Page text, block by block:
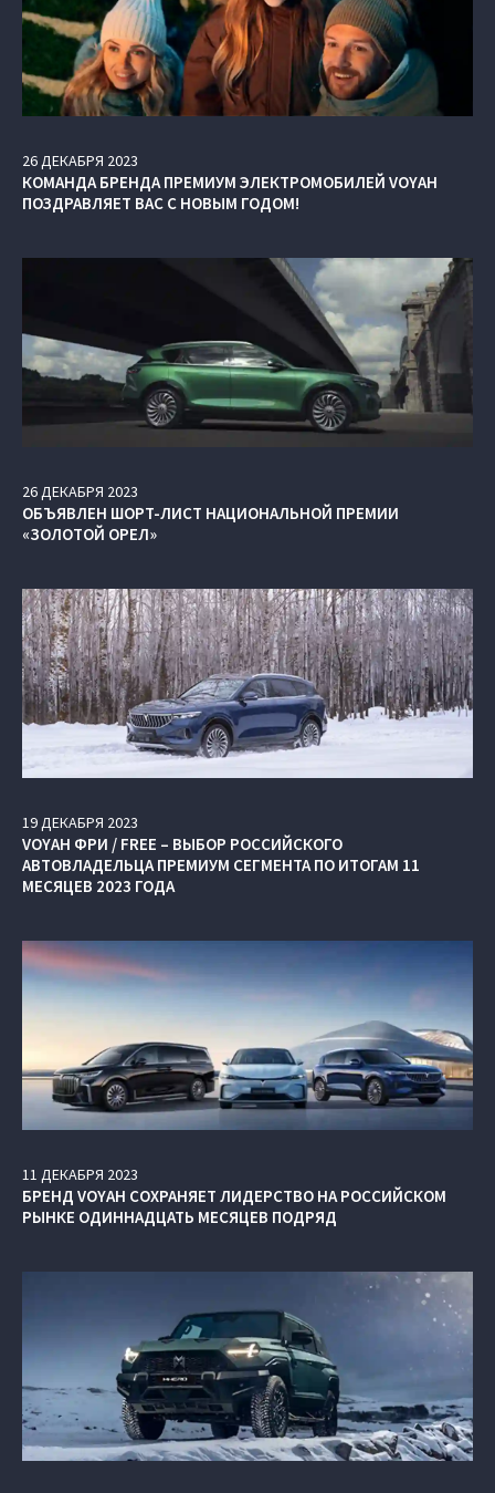
26ДЕКАБРЯ 2023
КОМАНДА БРЕНДА ПРЕМИУМ ЭЛЕКТРОМОБИЛЕЙ VOYAH
ПОЗДРАВЛЯЕТ ВАС С НОВЫМ ГОДОМ!
26ДЕКАБРЯ 2023
ОБЪЯВЛЕН ШОРТ-ЛИСТ НАЦИОНАЛЬНОЙ ПРЕМИИ
«ЗОЛОТОЙ ОРЕЛ»
19ДЕКАБРЯ 2023
VOYAH ФРИ / FREE – ВЫБОР РОССИЙСКОГО
АВТОВЛАДЕЛЬЦА ПРЕМИУМ СЕГМЕНТА ПО ИТОГАМ 11
МЕСЯЦЕВ 2023 ГОДА
11 ДЕКАБРЯ 2023
БРЕНД VOYAH СОХРАНЯЕТ ЛИДЕРСТВО НА РОССИЙСКОМ
РЫНКЕ ОДИННАДЦАТЬ МЕСЯЦЕВ ПОДРЯД